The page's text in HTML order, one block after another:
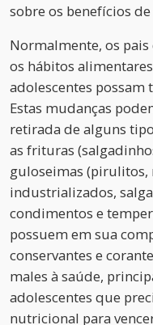
sobre os benefícios
Normalmente, os
os hábitos
adolescentes
Estas mudanças
retirada de alguns
as frituras
guloseimas (pirulitos,
industrializados,
condimentos e
possuem em sua
conservantes e
males à saúde,
adolescentes que
nutricional para